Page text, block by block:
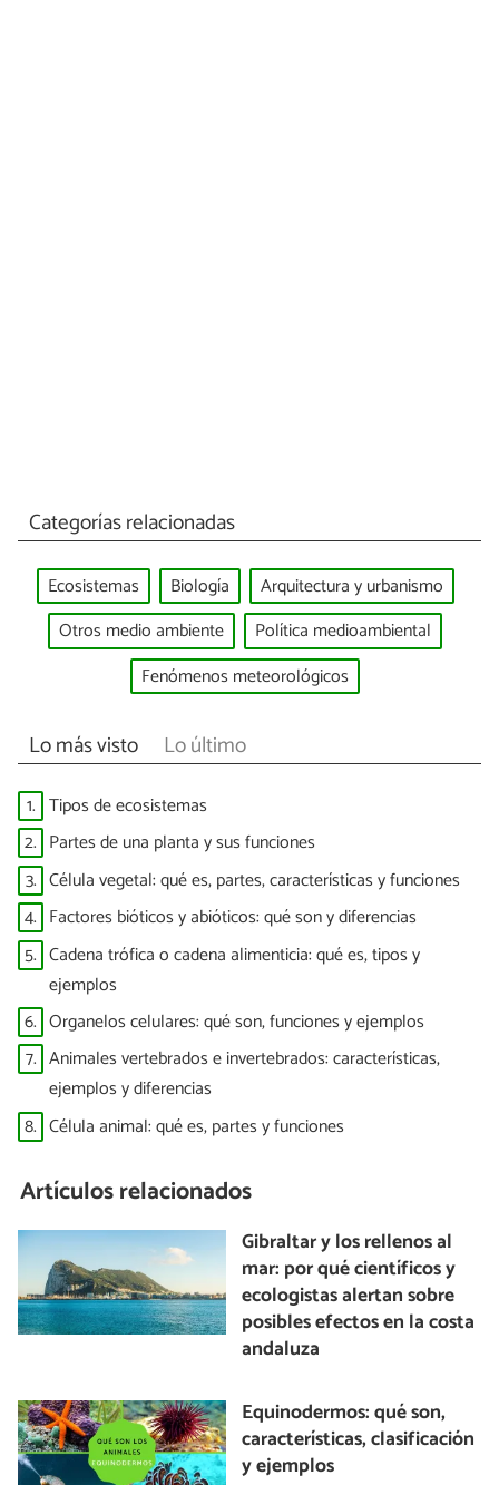
Categorías relacionadas
Ecosistemas Biología
Arquitectura y urbanismo
Otros medio ambiente
Política medioambiental
Fenómenos meteorológicos
Lo más visto Lo último
1. Tipos de ecosistemas
2. Partes de una planta y sus funciones
3. Célula vegetal: qué es, partes, características y funciones
4. Factores bióticos y abióticos: qué son y diferencias
5. Cadena trófica o cadena alimenticia: qué es, tipos y
ejemplos
6. Organelos celulares: qué son, funciones y ejemplos
7. Animales vertebrados e invertebrados: características,
ejemplos y diferencias
8. Célula animal: qué es, partes y funciones
Artículos relacionados
Gibraltar y los rellenos al
mar: por qué científicos y
ecologistas alertan sobre
posibles efectos en la costa
andaluza
Equinodermos: qué son,
características, clasificación
y ejemplos